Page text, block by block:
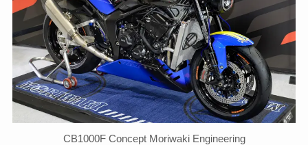
CB1000F Concept Moriwaki Engineering